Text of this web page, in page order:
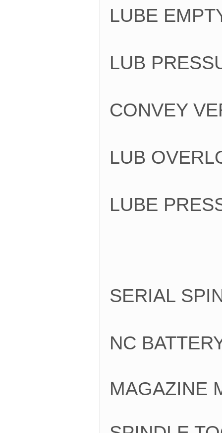
LUBE
LUB
CONVEY
LUB
LUBE
SERIAL
NC
MAGAZINE